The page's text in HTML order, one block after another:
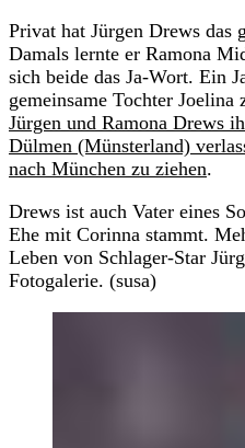
Privat hat Jürgen Drews das
Damals lernte er Ramona
sich beide das Ja-Wort. Ein
gemeinsame Tochter
Jürgen und Ramona Drews
Dülmen (Münsterland)
nach München zu ziehen.
Drews ist auch Vater eines
Ehe mit Corinna stammt.
Leben von Schlager-Star
Fotogalerie. (susa)